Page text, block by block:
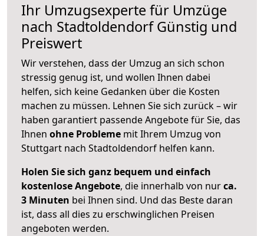
Ihr Umzugsexperte für Umzüge
nach StadtoldendorfGünstig und
Preiswert
Wir verstehen, dass der Umzug an sich schon
stressig genug ist, und wollen Ihnen dabei
helfen, sich keine Gedanken über die Kosten
machen zu müssen. Lehnen Sie sich zurück – wir
haben garantiert passende Angebote für Sie, das
Ihnen ohne Probleme mit Ihrem Umzug von
Stuttgart nach Stadtoldendorf helfen kann.
Holen Sie sich ganz bequem und einfach
kostenlose Angebote, die innerhalb von nurca.
3 Minuten bei Ihnen sind. Und das Beste daran
ist, dass all dies zu erschwinglichen Preisen
angeboten werden.